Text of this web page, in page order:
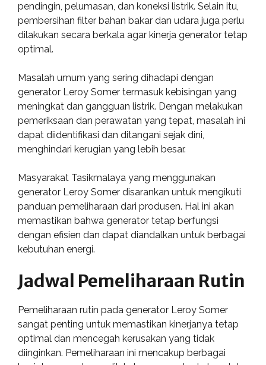
pendingin, pelumasan, dan koneksi listrik. Selain itu,
pembersihan filter bahan bakar dan udara juga perlu
dilakukan secara berkala agar kinerja generator tetap
optimal.
Masalah umum yang sering dihadapi dengan
generator Leroy Somer termasuk kebisingan yang
meningkat dan gangguan listrik. Dengan melakukan
pemeriksaan dan perawatan yang tepat, masalah ini
dapat diidentifikasi dan ditangani sejak dini,
menghindari kerugian yang lebih besar.
Masyarakat Tasikmalaya yang menggunakan
generator Leroy Somer disarankan untuk mengikuti
panduan pemeliharaan dari produsen. Hal ini akan
memastikan bahwa generator tetap berfungsi
dengan efisien dan dapat diandalkan untuk berbagai
kebutuhan energi.
Jadwal Pemeliharaan Rutin
Pemeliharaan rutin pada generator Leroy Somer
sangat penting untuk memastikan kinerjanya tetap
optimal dan mencegah kerusakan yang tidak
diinginkan. Pemeliharaan ini mencakup berbagai